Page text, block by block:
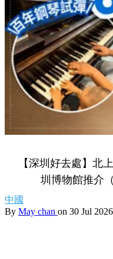
【深圳好去處】北
圳博物館推介
中國
By May chan on 30 Jul 2026